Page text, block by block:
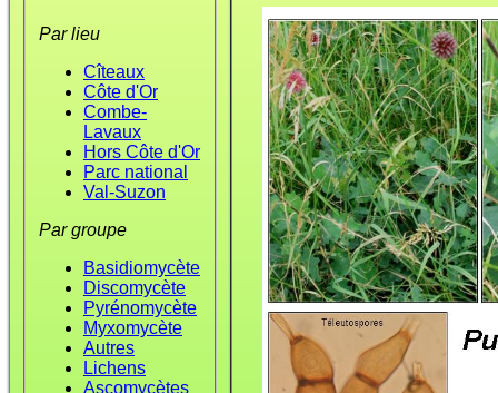
Par lieu
Cîteaux
Côte d'Or
Combe-
Lavaux
Hors Côte d'Or
Parc national
Val-Suzon
Par groupe
Basidiomycète
Discomycète
Pyrénomycète
Myxomycète
Autres
Lichens
Ascomycètes